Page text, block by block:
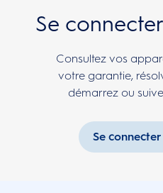
Se
Consultez vos
votre garantie,
démarrez ou
Se